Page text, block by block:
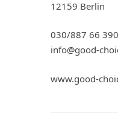
12159 Berlin
030/887 66 390
info@good-
www.good-